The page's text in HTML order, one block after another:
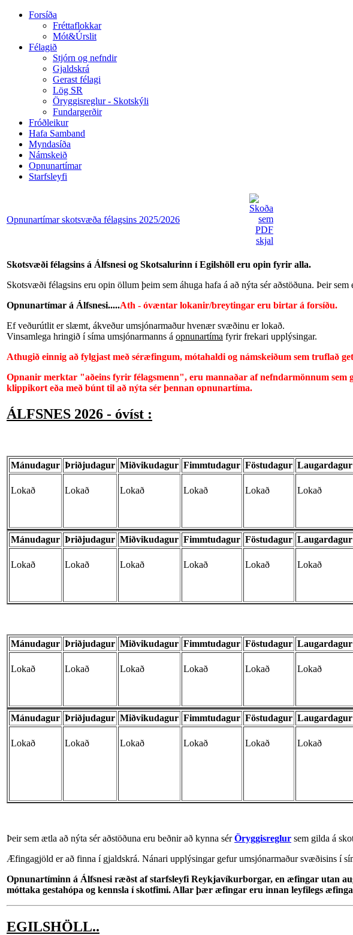
Forsíða
Fréttaflokkar
Mót&Úrslit
Félagið
Stjórn og nefndir
Gjaldskrá
Gerast félagi
Lög SR
Öryggisreglur - Skotskýli
Fundargerðir
Fróðleikur
Hafa Samband
Myndasíða
Námskeið
Opnunartímar
Starfsleyfi
Opnunartímar skotsvæða félagsins 2025/2026
Skotsvæði félagsins á Álfsnesi og Skotsalurinn í Egilshöll eru opin fyrir alla.
Skotsvæði félagsins eru opin öllum þeim sem áhuga hafa á að nýta sér aðstöðuna. Þeir
Opnunartímar á Álfsnesi.....Ath - óvæntar lokanir/breytingar eru birtar á forsíðu.
Ef veðurútlit er slæmt, ákveður umsjónarmaður hvenær svæðinu er lokað.
Vinsamlega hringið í síma umsjónarmanns á opnunartíma fyrir frekari upplýsingar.
Athugið einnig að fylgjast með séræfingum, mótahaldi og námskeiðum sem truflað
Opnanir merktar "aðeins fyrir félagsmenn", eru mannaðar af nefndarmönnum sem
klippikort eða með búnt til að nýta sér þennan opnunartíma.
ÁLFSNES 2026 - óvíst :
Mánudagur Þriðjudagur Miðvikudagur Fimmtudagur Föstudagur Laugardagur
Lokað Lokað Lokað Lokað Lokað Lokað
Mánudagur Þriðjudagur Miðvikudagur Fimmtudagur Föstudagur Laugardagur
Lokað Lokað Lokað Lokað Lokað Lokað
Mánudagur Þriðjudagur Miðvikudagur Fimmtudagur Föstudagur Laugardagur
Lokað Lokað Lokað Lokað Lokað Lokað
Mánudagur Þriðjudagur Miðvikudagur Fimmtudagur Föstudagur Laugardagur
Lokað Lokað Lokað Lokað Lokað Lokað
Þeir sem ætla að nýta sér aðstöðuna eru beðnir að kynna sérÖryggisreglur sem gilda á
Æfingagjöld er að finna í gjaldskrá. Nánari upplýsingar gefur umsjónarmaður svæðisins í
Opnunartíminn á Álfsnesi ræðst af starfsleyfi Reykjavíkurborgar, en æfingar utan
móttaka gestahópa og kennsla í skotfimi. Allar þær æfingar eru innan leyfilegs
EGILSHÖLL..